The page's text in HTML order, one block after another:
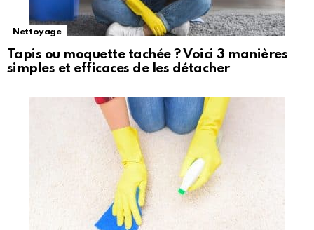
Nettoyage
Tapis ou moquette tachée ? Voici 3 manières
simples et efficaces de les détacher